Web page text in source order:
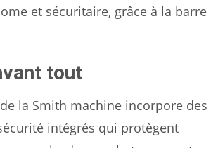
et sécuritaire, grâce à la barre
tout
la Smith machine incorpore des
intégrés qui protègent